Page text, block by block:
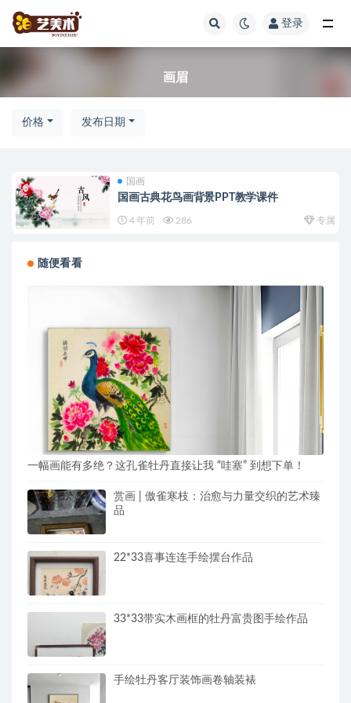
登录
画眉
价格 发布日期
国画
国画古典花鸟画背景PPT教学课件
4 年前 286 专属
随便看看
一幅画能有多绝？这孔雀牡丹直接让我 “哇塞” 到想下单！
赏画 | 傲雀寒枝：治愈与力量交织的艺术臻
品
22*33喜事连连手绘摆台作品
33*33带实木画框的牡丹富贵图手绘作品
手绘牡丹客厅装饰画卷轴装裱